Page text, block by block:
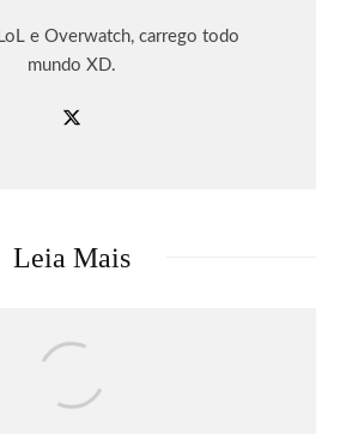
e Overwatch, carrego todo
mundo XD.
Leia Mais
Assassinos: Relembre a
do k-drama e saiba o